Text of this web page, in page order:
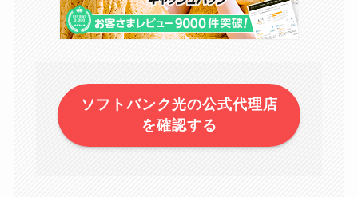
ソフトバンク光の公式代理店
を確認する